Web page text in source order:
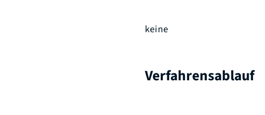
keine
Verfahrensablauf